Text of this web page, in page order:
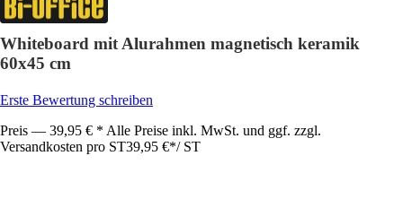
Whiteboard mit Alurahmen magnetisch keramik
60x45 cm
Erste Bewertung schreiben
Preis — 39,95 € * Alle Preise inkl. MwSt. und ggf. zzgl.
Versandkosten pro ST39,95 €*/ ST